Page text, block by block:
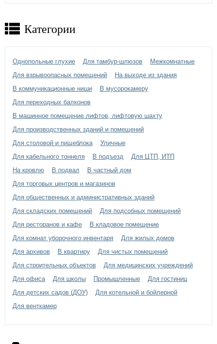
Замок:
Отделка двери:
цвет по каталогу цветов RAL
Категории
Однопольные глухие Для тамбур-шлюзов
Межкомнатные
Для взрывоопасных помещений
На выходе из здания
В коммуникационные ниши
В мусорокамеру
Для переходных балконов
В машинное помещение лифтов, лифтовую шахту
Для производственных зданий и помещений
Для столовой и пищеблока
Уличные
Для кабельного тоннеля
В подъезд
Для ЦТП, ИТП
На кровлю
В подвал
В частный дом
Для торговых центров и магазинов
Для общественных и административных зданий
Для складских помещений
Для подсобных помещений
Для ресторанов и кафе
В кладовое помещение
Для комнат уборочного инвентаря
Для жилых домов
Для архивов
В квартиру
Для чистых помещений
Для строительных объектов
Для медицинских учреждений
Для офиса
Для школы Промышленные
Для гостиниц
Для детских садов (ДОУ)
Для котельной и бойлерной
Для венткамер